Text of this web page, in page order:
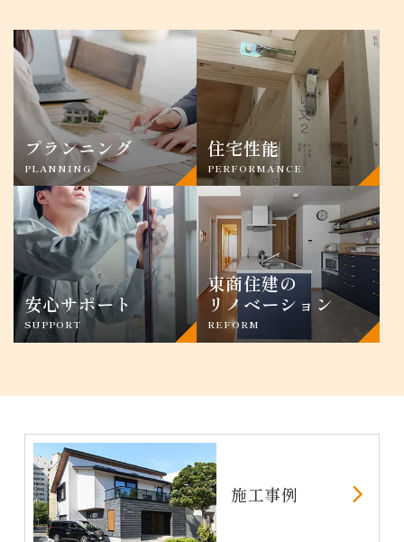
プランニング
PLANNING
住宅性能
PERFORMANCE
安心サポート
SUPPORT
東商住建の
リノベーション
REFORM
施工事例